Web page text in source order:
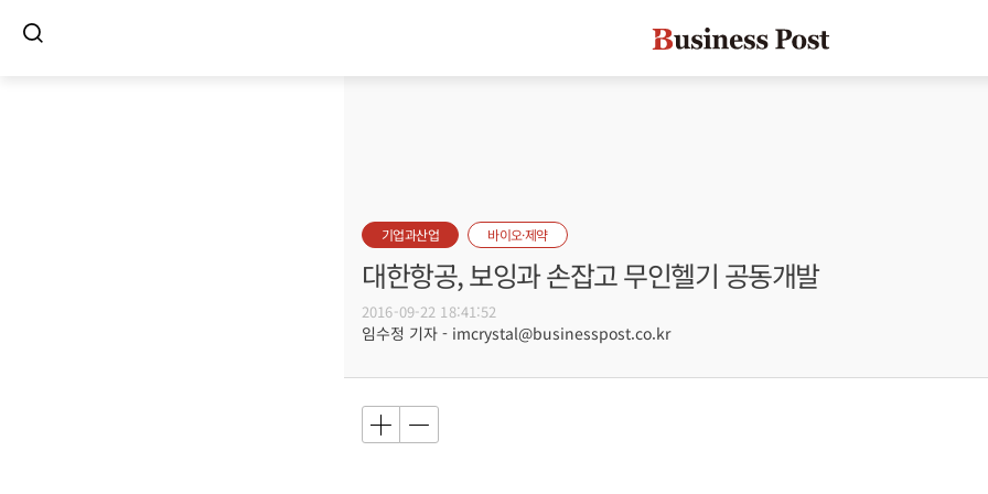
기업과산업 바이오·제약
대한항공, 보잉과 손잡고 무인헬기 공동개발
2016-09-22 18:41:52
임수정 기자 - imcrystal@businesspost.co.kr